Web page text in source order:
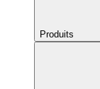
Produits